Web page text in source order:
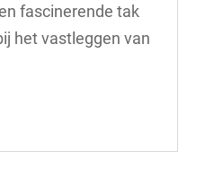
fascinerende tak
het vastleggen van